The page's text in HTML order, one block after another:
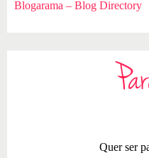
Blogarama – Blog Directory
Quer ser